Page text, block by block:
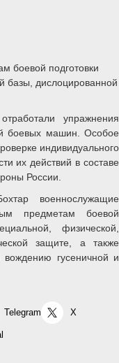
боевой подготовки
базы, дислоцированной
упражнения
боевых машин. Особое
индивидуального
их действий в составе
России.
военнослужащие
предметам боевой
физической,
защите, а также
гусеничной и
Telegram X